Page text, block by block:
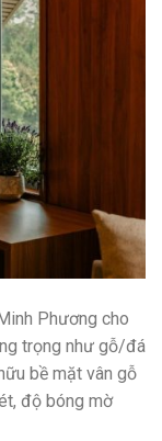
Phương cho
trọng như gỗ/đá
bề mặt vân gỗ
độ bóng mờ